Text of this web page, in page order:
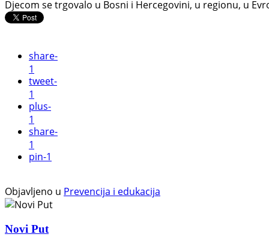
Djecom se trgovalo u Bosni i Hercegovini, u regionu, u
share-
1
tweet-
1
plus-
1
share-
1
pin-1
Objavljeno u Prevencija i edukacija
Novi Put